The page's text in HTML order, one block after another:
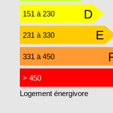
D
E
Logement énergivore
151 à 230
231 à 330
331 à 450
> 450